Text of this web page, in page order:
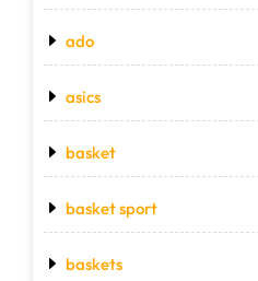
ado
asics
basket
basket sport
baskets